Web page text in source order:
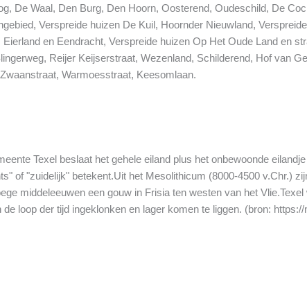
De Waal, Den Burg, Den Hoorn, Oosterend, Oudeschild, De
Verspreide huizen De Kuil, Hoornder Nieuwland,
en Eendracht, Verspreide huizen Op Het Oude Land en
Reijer Keijserstraat, Wezenland, Schilderend, Hof van
Warmoesstraat, Keesomlaan.
Texel beslaat het gehele eiland plus het onbewoonde
of "zuidelijk" betekent.Uit het Mesolithicum (8000-4500 v.Chr.)
middeleeuwen een gouw in Frisia ten westen van het
loop der tijd ingeklonken en lager komen te liggen. (bron: